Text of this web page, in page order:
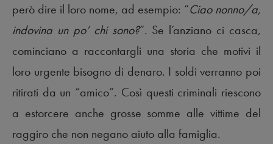
però dire il loro nome, ad esempio: “Ciao nonno/a,
indovina un po’ chi sono?”. Se l’anziano ci casca,
cominciano a raccontargli una storia che motivi il
loro urgente bisogno di denaro. I soldi verranno poi
ritirati da un “amico”. Così questi criminali riescono
a estorcere anche grosse somme alle vittime del
raggiro che non negano aiuto alla famiglia.